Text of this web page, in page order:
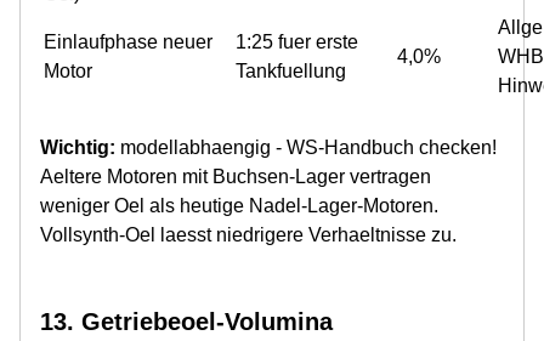
Einlaufphase neuer
Motor
1:25 fuer erste
Tankfuellung
4,0%
Wichtig: modellabhaengig - WS-Handbuch checken!
Aeltere Motoren mit Buchsen-Lager vertragen
weniger Oel als heutige Nadel-Lager-Motoren.
Vollsynth-Oel laesst niedrigere Verhaeltnisse zu.
13. Getriebeoel-Volumina